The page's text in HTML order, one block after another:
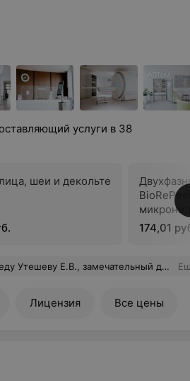
услуги в 38
шеи и декольте
174,01
что моя проблема еще не самая страшная, из тех, что могут быть. Спасибо огромное Евгению Вячеславовичу и центру "Новомед" в целом! Часто пользуюсь услугами данной клиники, всегда остается приятное впечатление от посещения.
Лицензия Все цены